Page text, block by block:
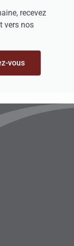
recevez
vers nos
vous